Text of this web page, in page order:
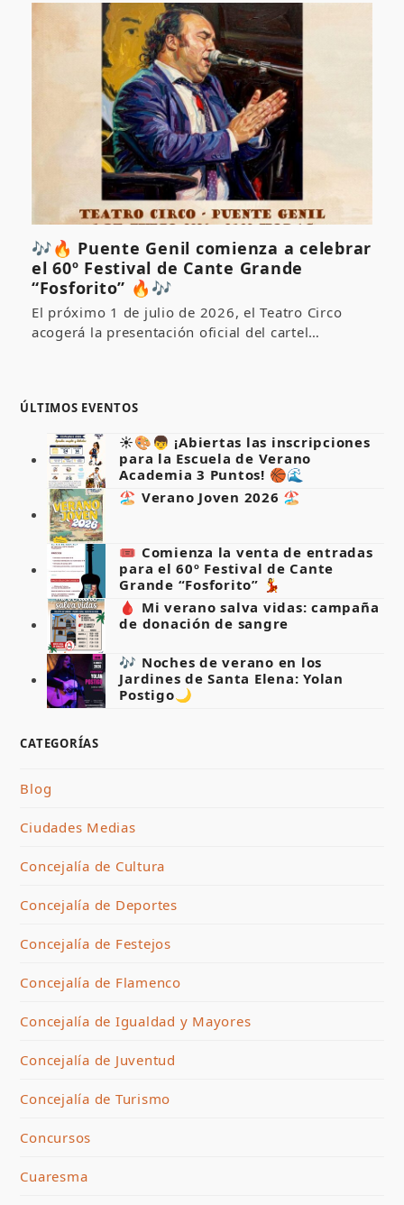
🎶🔥 Puente Genil comienza a celebrar
el 60º Festival de Cante Grande
“Fosforito” 🔥🎶
El próximo 1 de julio de 2026, el Teatro Circo
acogerá la presentación oficial del cartel…
ÚLTIMOS EVENTOS
☀️🎨👦 ¡Abiertas las inscripciones
para la Escuela de Verano
Academia 3 Puntos! 🏀🌊
🏖️ Verano Joven 2026 🏖️
🎟️ Comienza la venta de entradas
para el 60º Festival de Cante
Grande “Fosforito” 💃
🩸 Mi verano salva vidas: campaña
de donación de sangre
🎶 Noches de verano en los
Jardines de Santa Elena: Yolan
Postigo🌙
CATEGORÍAS
Blog
Ciudades Medias
Concejalía de Cultura
Concejalía de Deportes
Concejalía de Festejos
Concejalía de Flamenco
Concejalía de Igualdad y Mayores
Concejalía de Juventud
Concejalía de Turismo
Concursos
Cuaresma